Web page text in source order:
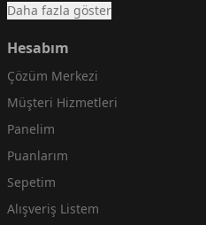
Daha fazla göster
Hesabım
Çözüm Merkezi
Müşteri Hizmetleri
Panelim
Puanlarım
Sepetim
Alışveriş Listem